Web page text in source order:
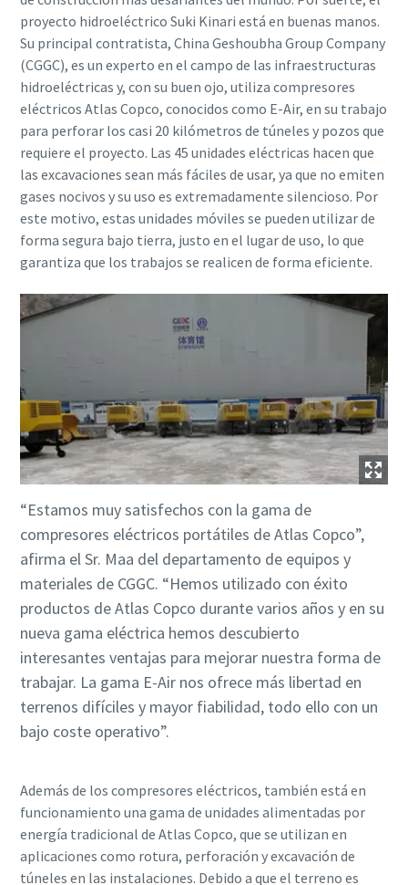
proyecto hidroeléctrico Suki Kinari está en buenas manos.
Su principal contratista, China Geshoubha Group Company
(CGGC), es un experto en el campo de las infraestructuras
hidroeléctricas y, con su buen ojo, utiliza compresores
eléctricos Atlas Copco, conocidos como E-Air, en su trabajo
para perforar los casi 20 kilómetros de túneles y pozos que
requiere el proyecto. Las 45 unidades eléctricas hacen que
las excavaciones sean más fáciles de usar, ya que no emiten
gases nocivos y su uso es extremadamente silencioso. Por
este motivo, estas unidades móviles se pueden utilizar de
forma segura bajo tierra, justo en el lugar de uso, lo que
garantiza que los trabajos se realicen de forma eficiente.
“Estamos muy satisfechos con la gama de
compresores eléctricos portátiles de Atlas Copco”,
afirma el Sr. Maa del departamento de equipos y
materiales de CGGC. “Hemos utilizado con éxito
productos de Atlas Copco durante varios años y en su
nueva gama eléctrica hemos descubierto
interesantes ventajas para mejorar nuestra forma de
trabajar. La gama E-Air nos ofrece más libertad en
terrenos difíciles y mayor fiabilidad, todo ello con un
bajo coste operativo”.
Además de los compresores eléctricos, también está en
funcionamiento una gama de unidades alimentadas por
energía tradicional de Atlas Copco, que se utilizan en
aplicaciones como rotura, perforación y excavación de
túneles en las instalaciones. Debido a que el terreno es